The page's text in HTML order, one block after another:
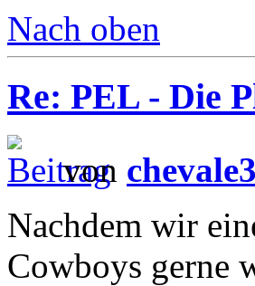
Nach oben
Re: PEL - Die
von
Nachdem wir
Cowboys gerne